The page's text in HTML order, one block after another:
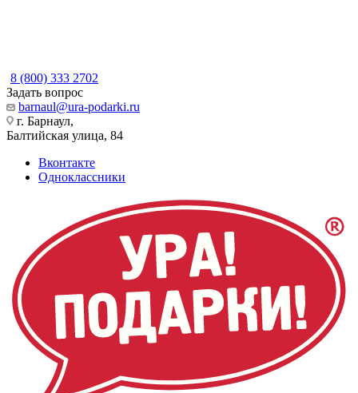
8 (800) 333 2702
Задать вопрос
barnaul@ura-podarki.ru
г. Барнаул,
Балтийская улица, 84
Вконтакте
Одноклассники